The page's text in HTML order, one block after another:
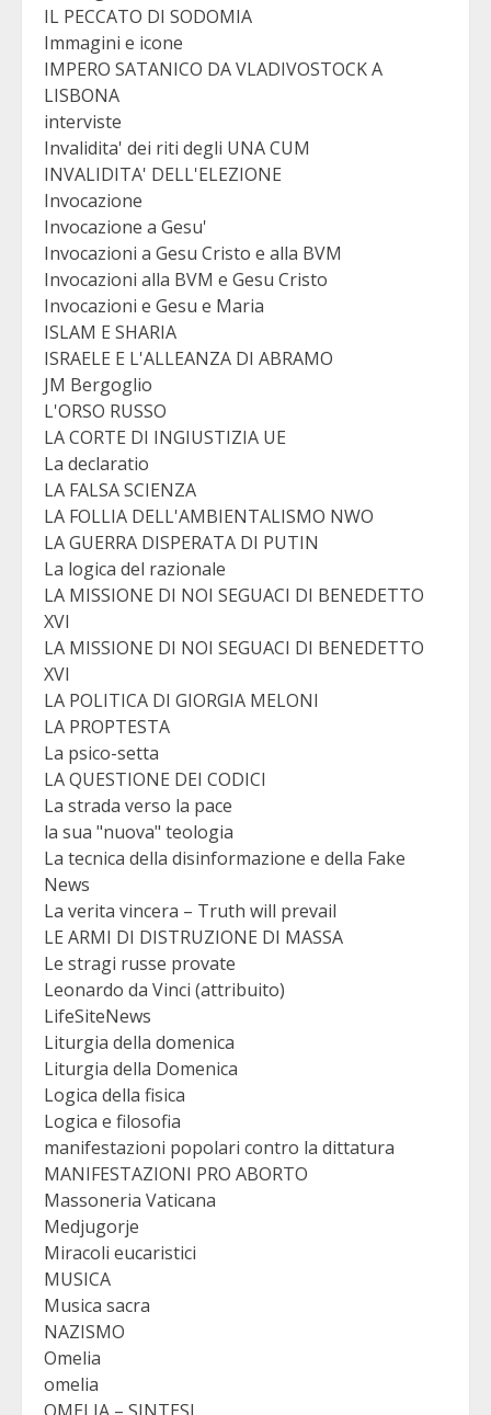
IL PECCATO DI SODOMIA
Immagini e icone
IMPERO SATANICO DA VLADIVOSTOCK A
LISBONA
interviste
Invalidita' dei riti degli UNA CUM
INVALIDITA' DELL'ELEZIONE
Invocazione
Invocazione a Gesu'
Invocazioni a Gesu Cristo e alla BVM
Invocazioni alla BVM e Gesu Cristo
Invocazioni e Gesu e Maria
ISLAM E SHARIA
ISRAELE E L'ALLEANZA DI ABRAMO
JM Bergoglio
L'ORSO RUSSO
LA CORTE DI INGIUSTIZIA UE
La declaratio
LA FALSA SCIENZA
LA FOLLIA DELL'AMBIENTALISMO NWO
LA GUERRA DISPERATA DI PUTIN
La logica del razionale
LA MISSIONE DI NOI SEGUACI DI BENEDETTO
XVI
LA MISSIONE DI NOI SEGUACI DI BENEDETTO
XVI
LA POLITICA DI GIORGIA MELONI
LA PROPTESTA
La psico-setta
LA QUESTIONE DEI CODICI
La strada verso la pace
la sua "nuova" teologia
La tecnica della disinformazione e della Fake
News
La verita vincera – Truth will prevail
LE ARMI DI DISTRUZIONE DI MASSA
Le stragi russe provate
Leonardo da Vinci (attribuito)
LifeSiteNews
Liturgia della domenica
Liturgia della Domenica
Logica della fisica
Logica e filosofia
manifestazioni popolari contro la dittatura
MANIFESTAZIONI PRO ABORTO
Massoneria Vaticana
Medjugorje
Miracoli eucaristici
MUSICA
Musica sacra
NAZISMO
Omelia
omelia